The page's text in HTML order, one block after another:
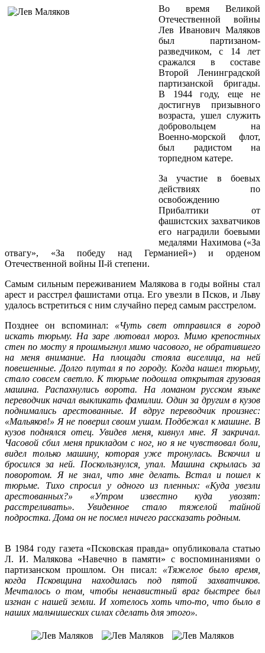
Во время Великой
Отечественной войны
Лев Иванович Маляков
был партизаном-
разведчиком, с 14 лет
сражался в составе
Второй Ленинградской
партизанской бригады.
В 1944 году, еще не
достигнув призывного
возраста, ушел служить
добровольцем на
Военно-морской флот,
был радистом на
торпедном катере.
За участие в боевых
действиях по
освобождению
Прибалтики от
фашистских захватчиков
его наградили боевыми
медалями Нахимова («За
отвагу», «За победу над Германией») и орденом
Отечественной войны II-й степени.
Самым сильным переживанием Малякова в годы войны стал
арест и расстрел фашистами отца. Его увезли в Псков, и Льву
удалось встретиться с ним случайно перед самым расстрелом.
Позднее он вспоминал:
«Чуть свет отправился в город
искать тюрьму. На заре лютовал мороз. Мимо крепостных
стен по мосту я прошмыгнул мимо часового, не обратившего
на меня внимание. На площади стояла виселица, на ней
повешенные. Долго плутал я по городу. Когда нашел тюрьму,
стало совсем светло. К тюрьме подошла открытая грузовая
машина. Распахнулись ворота. На ломаном русском языке
переводчик начал выкликать фамилии. Один за другим в кузов
поднимались арестованные. И вдруг переводчик произнес:
«Мальяков!» Я не поверил своим ушам. Подбежал к машине. В
кузов поднялся отец. Увидев меня, кивнул мне. Я закричал.
Часовой сбил меня прикладом с ног, но я не чувствовал боли,
видел только машину, которая уже тронулась. Вскочил и
бросился за ней. Поскользнулся, упал. Машина скрылась за
поворотом. Я не знал, что мне делать. Встал и пошел к
тюрьме. Тихо спросил у одного из пленных: «Куда увезли
арестованных?» «Утром известно куда увозят:
расстреливать». Увиденное стало тяжелой тайной
подростка. Дома он не посмел ничего рассказать родным.
В 1984 году газета «Псковская правда» опубликовала статью
Л. И. Малякова «Навечно в памяти» с воспоминаниями о
партизанском прошлом. Он писал:
«Тяжелое было время,
когда Псковщина находилась под пятой захватчиков.
Мечталось о том, чтобы ненавистный враг быстрее был
изгнан с нашей земли. И хотелось хоть что-то, что было в
наших мальчишеских силах сделать для этого».